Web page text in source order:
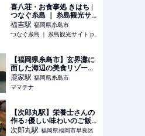
喜八荘・お食事処 きはち |
つなぐ糸島 ｜ 糸島観光サイ
ト produced by 糸島市観光
協会
福吉駅 福岡県糸島市
つなぐ糸島 ｜ 糸島観光サイト produced by 糸島市観光協会
【福岡県糸島市】玄界灘に
面した海辺の美食リゾート
「THE SHIKAKA」玄海国
定公園内にオープン | ママ
鹿家駅 福岡県糸島市
ママテナ
【次郎丸駅】栄養士さんの
作る♪優しい味わいのご飯で
体も心も元気に！
次郎丸駅 福岡県福岡市早良区